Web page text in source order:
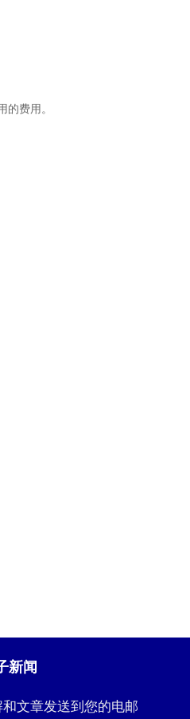
费用。
新闻
文章发送到您的电邮